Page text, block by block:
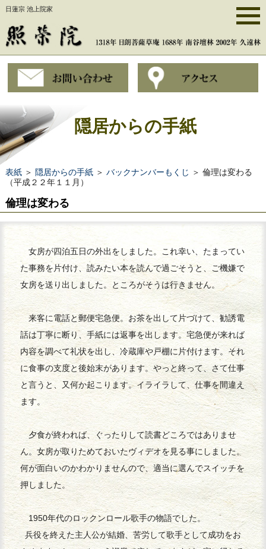
日蓮宗 池上院家
隠居からの手紙
表紙＞ 隠居からの手紙＞ バックナンバーもくじ ＞ 倫理は変わる
（平成２２年１１月）
倫理は変わる
女房が四泊五日の外出をしました。これ幸い、たまってい
た事務を片付け、読みたい本を読んで過ごそうと、ご機嫌で
女房を送り出しました。ところがそうは行きません。
来客に電話と郵便宅急便。お茶を出して片づけて、勧誘電
話は丁寧に断り、手紙には返事を出します。宅急便が来れば
内容を調べて礼状を出し、冷蔵庫や戸棚に片付けます。それ
に食事の支度と後始末があります。やっと終って、さて仕事
と言うと、又何か起こります。イライラして、仕事を間違え
ます。
夕食が終われば、ぐったりして読書どころではありませ
ん。女房が取りためておいたヴィデオを見る事にしました。
何が面白いのかわかりませんので、適当に選んでスイッチを
押しました。
1950年代のロックンロール歌手の物語でした。
兵役を終えた主人公が結婚、苦労して歌手として成功をお